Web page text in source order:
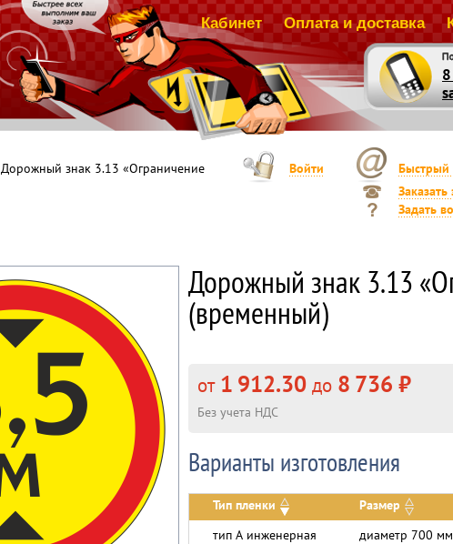
Кабинет Оплата и доставка
Дорожный знак 3.13 «Ограничение
Войти Быстрый
Задать
Дорожный знак 3.13
(временный)
от1 912.30 до 8 736 ₽
Без учета НДС
Варианты изготовления
Тип пленки Размер
тип А инженерная
диаметр 700 мм